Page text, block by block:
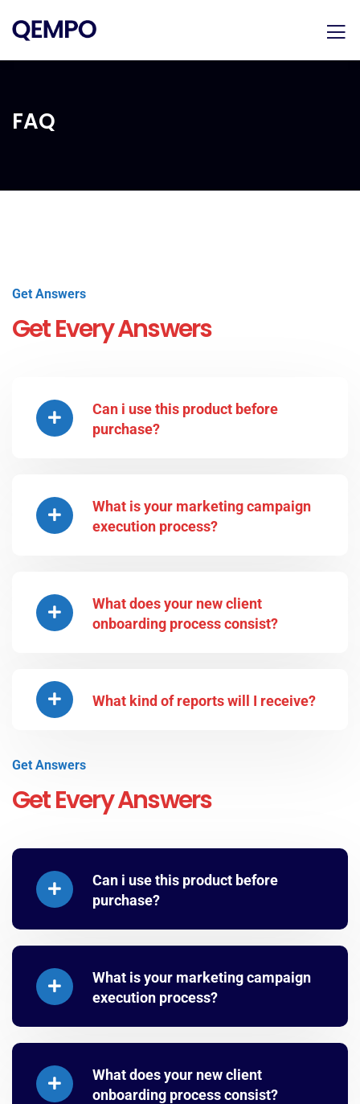
FAQ
Get Answers
Get Every Answers
Can i use this product before
purchase?
What is your marketing campaign
execution process?
What does your new client
onboarding process consist?
What kind of reports will I receive?
Get Answers
Get Every Answers
Can i use this product before
purchase?
What is your marketing campaign
execution process?
What does your new client
onboarding process consist?